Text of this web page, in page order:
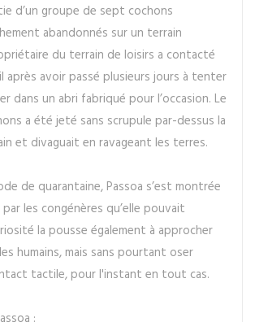
d’un groupe de sept cochons
abandonnés sur un terrain
du terrain de loisirs a contacté
après avoir passé plusieurs jours à tenter
dans un abri fabriqué pour l’occasion. Le
a été jeté sans scrupule par-dessus la
et divaguait en ravageant les terres.
de quarantaine, Passoa s’est montrée
les congénères qu’elle pouvait
la pousse également à approcher
humains, mais sans pourtant oser
tactile, pour l'instant en tout cas.